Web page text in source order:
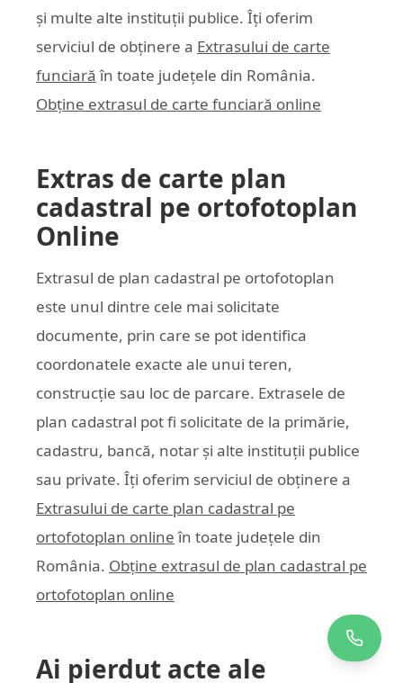
și multe alte instituții publice. Îți oferim
serviciul de obținere a Extrasului de carte
funciară în toate județele din România.
Obține extrasul de carte funciară online
Extras de carte plan
cadastral pe ortofotoplan
Online
Extrasul de plan cadastral pe ortofotoplan
este unul dintre cele mai solicitate
documente, prin care se pot identifica
coordonatele exacte ale unui teren,
construcție sau loc de parcare. Extrasele de
plan cadastral pot fi solicitate de la primărie,
cadastru, bancă, notar și alte instituții publice
sau private. Îți oferim serviciul de obținere a
Extrasului de carte plan cadastral pe
ortofotoplan online în toate județele din
România. Obține extrasul de plan cadastral pe
ortofotoplan online
Ai pierdut acte ale